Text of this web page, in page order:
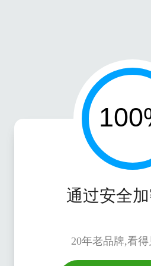
通过安全
20年老品牌,看